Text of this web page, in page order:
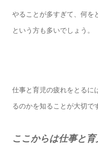
やることが多すぎて、何を
という方も多いでしょう。
仕事と育児の疲れをとるに
るのかを知ることが大切で
ここからは仕事と